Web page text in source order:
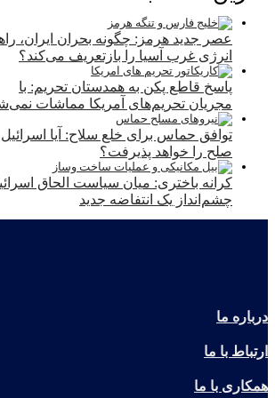
عصر جدید هرمز: چگونه بحران ایران،
انرژی غرب آسیا را بازتعریف می‌کند؟
پاسخ قاطع پکن به همدستان تحریم: با
مجریان تحریم‌های آمریکا مماشات
توافق حماس برای خلع سلاح: آیا اسرائیل
صلح را خواهد پذیرفت؟
کرانه باختری: میان سیاست الحاق
چشم‌انداز یک انتفاضه جدید
درباره ما
ارتباط با ما
همکاری با ما